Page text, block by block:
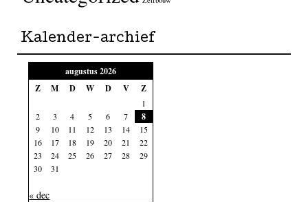
Kalender-archief
augustus 2026
Z
M D W D V Z
1
2
3 4 5 6 7 8
9 10 11 12 13 14
15
16
17 18 19 20 21
22
23
24 25 26 27 28
29
30
31
« dec